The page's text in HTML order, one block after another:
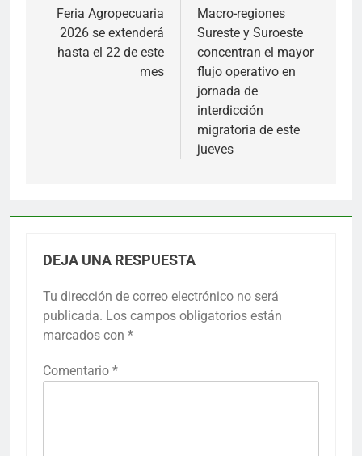
de
entradas
Feria Agropecuaria
2026 se extenderá
hasta el 22 de este
mes
Macro-regiones
Sureste y Suroeste
concentran el mayor
flujo operativo en
jornada de
interdicción
migratoria de este
jueves
DEJA UNA RESPUESTA
Tu dirección de correo electrónico no será
publicada. Los campos obligatorios están
marcados con *
Comentario *